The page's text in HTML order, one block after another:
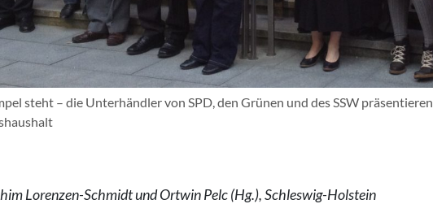
steht – die Unterhändler von SPD, den Grünen und des SSW präsentieren
Lorenzen-Schmidt und Ortwin Pelc (Hg.), Schleswig-Holstein